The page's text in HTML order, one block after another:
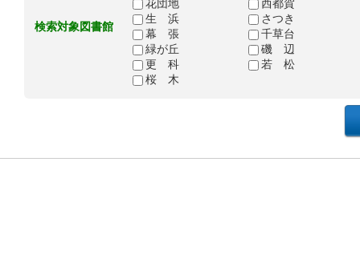
検索対象図書館
花団地
西都賀
生 浜
さつき
幕 張
千草台
緑が丘
磯 辺
更 科
若 松
桜 木